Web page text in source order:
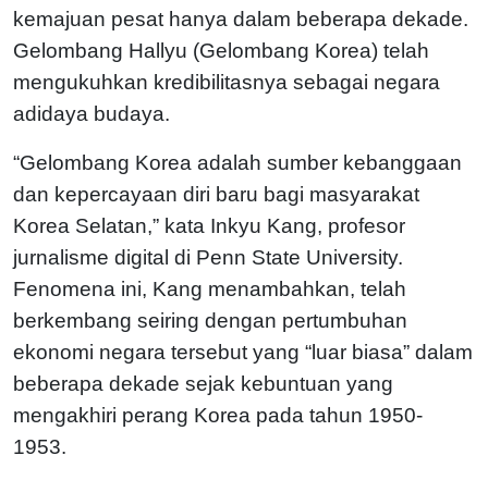
kemajuan pesat hanya dalam beberapa dekade.
Gelombang Hallyu (Gelombang Korea) telah
mengukuhkan kredibilitasnya sebagai negara
adidaya budaya.
“Gelombang Korea adalah sumber kebanggaan
dan kepercayaan diri baru bagi masyarakat
Korea Selatan,” kata Inkyu Kang, profesor
jurnalisme digital di Penn State University.
Fenomena ini, Kang menambahkan, telah
berkembang seiring dengan pertumbuhan
ekonomi negara tersebut yang “luar biasa” dalam
beberapa dekade sejak kebuntuan yang
mengakhiri perang Korea pada tahun 1950-
1953.